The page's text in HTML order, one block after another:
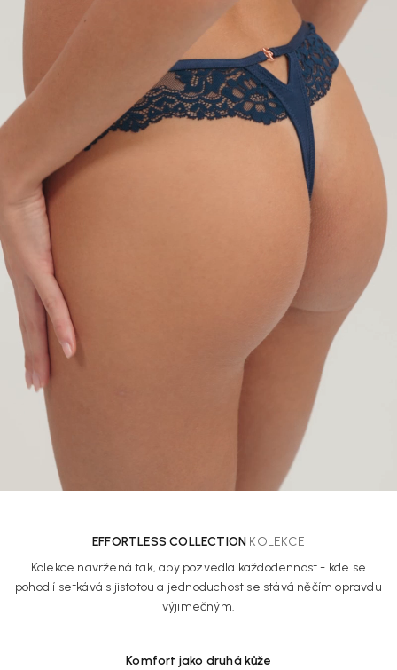
EFFORTLESS COLLECTION KOLEKCE
Kolekce navržená tak, aby pozvedla každodennost - kde se
pohodlí setkává s jistotou a jednoduchost se stává něčím opravdu
výjimečným.
Komfort jako druhá kůže